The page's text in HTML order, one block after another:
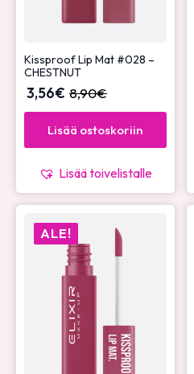
Kissproof Lip Mat #028 –
CHESTNUT
8,90€
3,56€
Lisää ostoskoriin
Lisää toivelistalle
ALE!